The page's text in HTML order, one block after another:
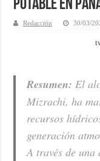
potable en
Redacción 30/03/
Resumen: El
Mizrachi, ha
recursos
generación
A través de